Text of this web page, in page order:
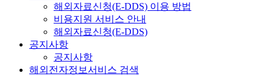
해외자료신청(E-DDS) 이용 방법
비용지원 서비스 안내
해외자료신청(E-DDS)
공지사항
공지사항
해외전자정보서비스 검색